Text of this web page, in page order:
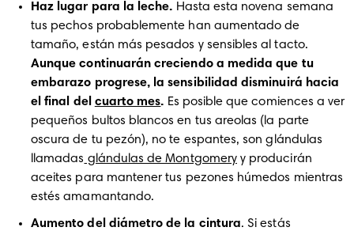
Haz lugar para la leche. Hasta esta novena semana
tus pechos probablemente han aumentado de
Aunque continuarán creciendo a medida que tu
embarazo progrese, la sensibilidad disminuirá hacia
el final del cuarto mes. Es posible que comiences a ver
pequeños bultos blancos en tus areolas (la parte
oscura de tu pezón), no te espantes, son glándulas
llamadas glándulas de Montgomery y producirán
aceites para mantener tus pezones húmedos mientras
estés amamantando.
Aumento del diámetro de la cintura. Si estás